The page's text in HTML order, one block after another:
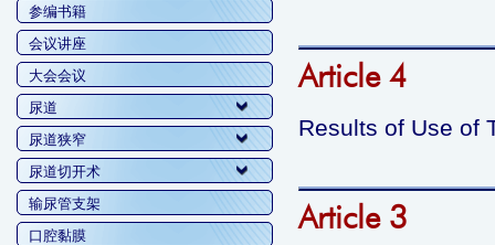
参编书籍
会议讲座
大会会议
尿道
尿道狭窄
尿道切开术
输尿管支架
口腔黏膜
Article 4
Results of Use of
Article 3